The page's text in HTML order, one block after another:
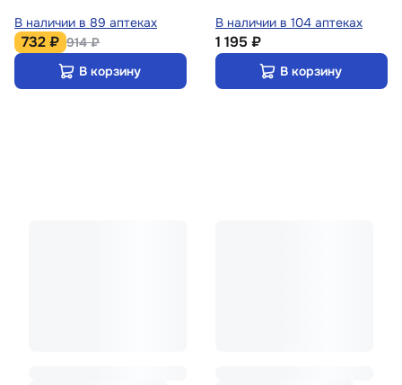
В наличии в 89 аптеках
732 ₽ 914 ₽
В корзину
В наличии в 104 аптеках
1 195 ₽
В корзину